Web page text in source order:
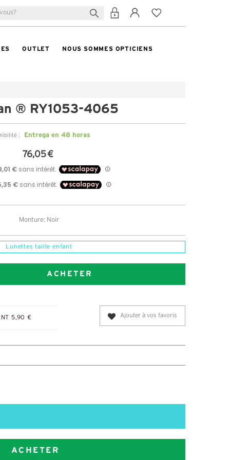
OUTLET NOUS SOMMES OPTICIENS
® RY1053-4065
: Entrega en 48 horas
76,05 €
Monture: Noir
Lunettes taille enfant
ACHETER
5,90 € Ajouter à vos favoris
ACHETER